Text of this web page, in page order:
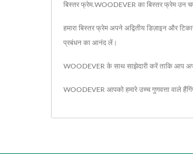
बिस्तर फ्रेम.WOODEVER का बिस्तर फ्रेम उन
हमारा बिस्तर फ्रेम अपने अद्वितीय डिज़ाइन और
प्रबंधन का आनंद लें।
WOODEVER के साथ साझेदारी करें ताकि आप
WOODEVER आपको हमारे उच्च गुणवत्ता वाले